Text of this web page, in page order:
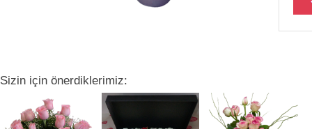
Sizin için önerdiklerimiz: